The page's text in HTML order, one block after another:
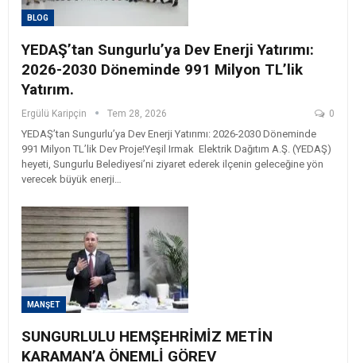
BLOG
YEDAŞ’tan Sungurlu’ya Dev Enerji Yatırımı:
2026-2030 Döneminde 991 Milyon TL’lik
Yatırım.
Ergülü Karipçin Tem 28, 2026 0
YEDAŞ’tan Sungurlu’ya Dev Enerji Yatırımı: 2026-2030 Döneminde
991 Milyon TL’lik Dev Proje! ​Yeşil Irmak Elektrik Dağıtım A.Ş. (YEDAŞ)
heyeti, Sungurlu Belediyesi’ni ziyaret ederek ilçenin geleceğine yön
verecek büyük enerji…
MANŞET
SUNGURLULU HEMŞEHRİMİZ METİN
KARAMAN’A ÖNEMLİ GÖREV